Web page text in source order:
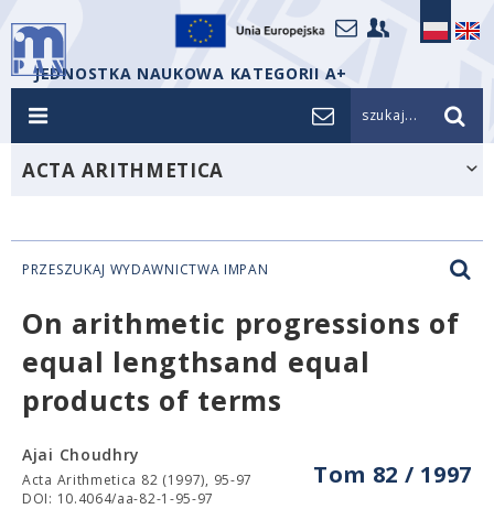
JEDNOSTKA NAUKOWA KATEGORII A+
szukaj...
ACTA ARITHMETICA
PRZESZUKAJ WYDAWNICTWA IMPAN
On arithmetic progressions of
equal lengthsand equal
products of terms
Tom 82 / 1997
Ajai Choudhry
Acta Arithmetica 82 (1997), 95-97
DOI: 10.4064/aa-82-1-95-97